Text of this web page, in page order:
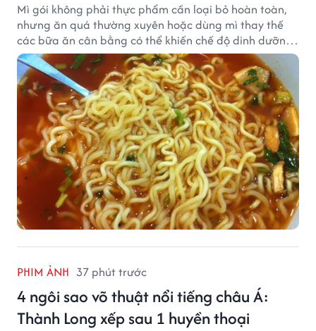
Mì gói không phải thực phẩm cần loại bỏ hoàn toàn,
nhưng ăn quá thường xuyên hoặc dùng mì thay thế
các bữa ăn cân bằng có thể khiến chế độ dinh dưỡng
mất cân đối.
PHIM ẢNH 37 phút trước
4 ngôi sao võ thuật nổi tiếng châu Á:
Thành Long xếp sau 1 huyền thoại